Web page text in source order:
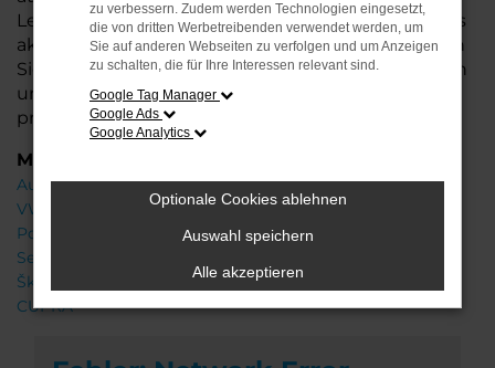
Leasingangeboten und der Inzahlungnahme Ihres
aktuellen Fahrzeugs. Besuchen Sie uns und lassen
Sie sich von unseren Experten beraten – wir freuen
uns, Ihnen den perfekten Neuwagen zu
präsentieren!
Marken
Audi
VW
Porsche
Seat
Škoda
CUPRA
zu verbessern. Zudem werden Technologien eingesetzt,
die von dritten Werbetreibenden verwendet werden, um
Sie auf anderen Webseiten zu verfolgen und um Anzeigen
zu schalten, die für Ihre Interessen relevant sind.
Google Tag Manager
Google Ads
Google Analytics
Optionale Cookies ablehnen
Auswahl speichern
Alle akzeptieren